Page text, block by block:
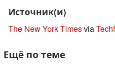
Источник(и)
The New York Timesvia
Ещё по теме